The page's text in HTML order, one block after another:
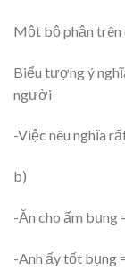
Một bộ phận
Biểu tượng ý
người
-Việc nêu nghĩa
b)
-Ăn cho ấm bụng
-Anh ấy tốt bụng